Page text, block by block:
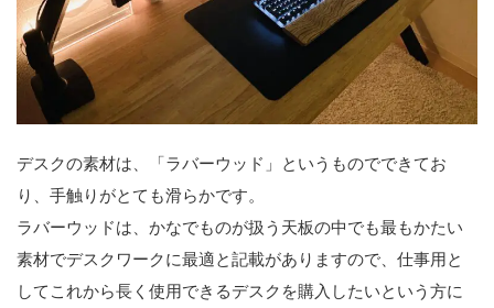
デスクの素材は、「ラバーウッド」というものでできてお
り、手触りがとても滑らかです。
ラバーウッドは、かなでものが扱う天板の中でも最もかたい
素材でデスクワークに最適と記載がありますので、仕事用と
してこれから長く使用できるデスクを購入したいという方に